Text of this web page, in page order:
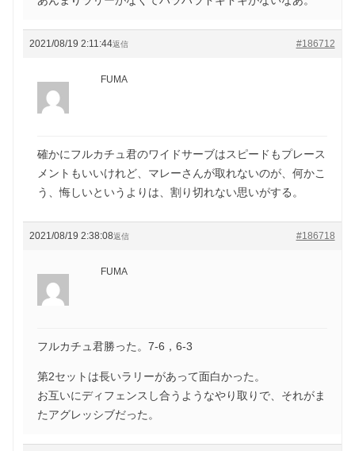
2021/08/19 2:11:44 #186712
返信
FUMA
確かにフルカチュ君のワイドサーブはスピードもプレース
メントもいいけれど、マレーさんが取れないのが、何かこ
う、悔しいというよりは、割り切れない思いがする。
2021/08/19 2:38:08 #186718
返信
FUMA
フルカチュ君勝った。7-6，6-3
第2セットは長いラリーがあって面白かった。
お互いにディフェンスし合うようなやり取りで、それがま
たアグレッシブだった。